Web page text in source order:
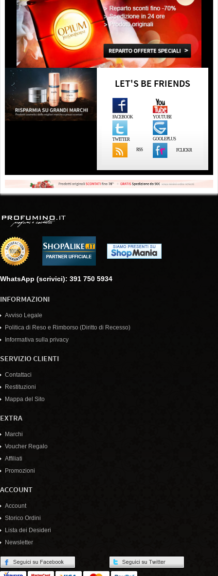
LET'S BE FRIENDS
FACEBOOK YOUTUBE
TWITTER GOOLEPLUS
RSS FCLICKR
WhatsApp (scrivici): 391 750 5934
INFORMAZIONI
Avviso Legale
Politica di Reso e Rimborso (Diritto di Recesso)
Informativa sulla privacy
SERVIZIO CLIENTI
Contattaci
Restituzioni
Mappa del Sito
EXTRA
Marchi
Voucher Regalo
Affiliati
Promozioni
ACCOUNT
Account
Storico Ordini
Lista dei Desideri
Newsletter